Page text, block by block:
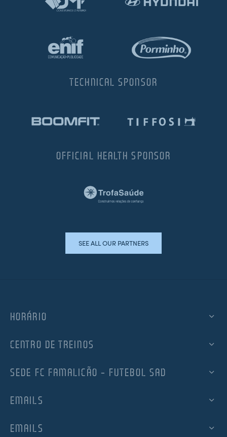
TECHNICAL SPONSOR
OFFICIAL HEALTH SPONSOR
SEE ALL OUR PARTNERS
HORÁRIO
CENTRO DE TREINOS
SEDE FC FAMALICÃO – FUTEBOL SAD
EMAILS
EMAILS